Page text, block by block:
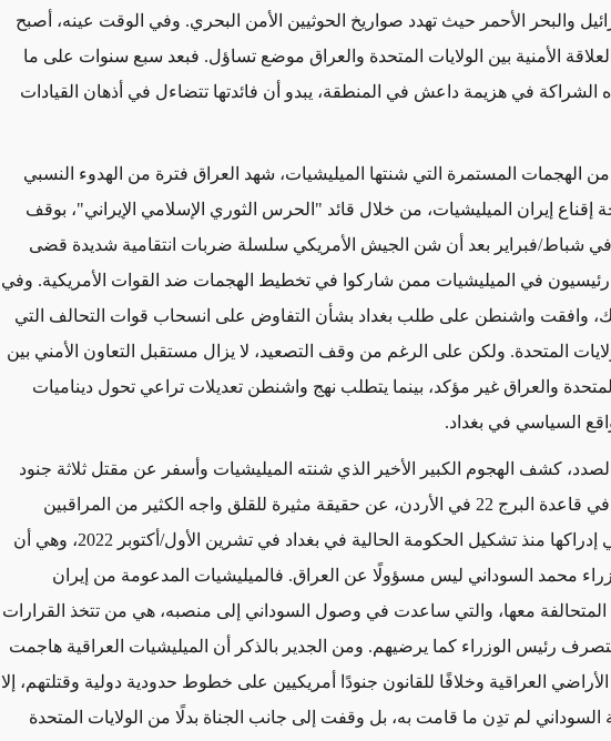
والبحر الأحمر حيث تهدد صواريخ الحوثيين الأمن البحري. وفي الوقت عينه، أصبح
الأمنية بين الولايات المتحدة والعراق موضع تساؤل. فبعد سبع سنوات على ما
الشراكة في هزيمة داعش في المنطقة، يبدو أن فائدتها تتضاءل في أذهان القيادات
الهجمات المستمرة التي شنتها الميليشيات، شهد العراق فترة من الهدوء النسبي
إقناع إيران الميليشيات، من خلال قائد "الحرس الثوري الإسلامي الإيراني"، بوقف
في شباط/فبراير بعد أن شن الجيش الأمريكي سلسلة ضربات انتقامية شديدة قضى
رئيسيون في الميليشيات ممن شاركوا في تخطيط الهجمات ضد القوات الأمريكية. وفي
وافقت واشنطن على طلب بغداد بشأن التفاوض على انسحاب قوات التحالف التي
المتحدة. ولكن على الرغم من وقف التصعيد، لا يزال مستقبل التعاون الأمني بين
المتحدة والعراق غير مؤكد، بينما يتطلب نهج واشنطن تعديلات تراعي تحول ديناميات
السياسي في بغداد.
كشف الهجوم الكبير الأخير الذي شنته الميليشيات وأسفر عن مقتل ثلاثة جنود
أمريكيين في قاعدة البرج 22 في الأردن، عن حقيقة مثيرة للقلق واجه الكثير من المراقبين
صعوبة في إدراكها منذ تشكيل الحكومة الحالية في بغداد في تشرين الأول/أكتوبر 2022، وهي أن
محمد السوداني ليس مسؤولًا عن العراق. فالميليشيات المدعومة من إيران
المتحالفة معها، والتي ساعدت في وصول السوداني إلى منصبه، هي من تتخذ القرارات
رئيس الوزراء كما يرضيهم. ومن الجدير بالذكر أن الميليشيات العراقية هاجمت
العراقية وخلافًا للقانون جنودًا أمريكيين على خطوط حدودية دولية وقتلتهم، إلا
السوداني لم تدِن ما قامت به، بل وقفت إلى جانب الجناة بدلًا من الولايات المتحدة